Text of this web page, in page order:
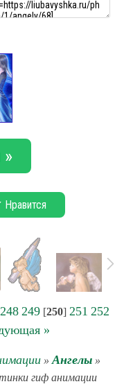
Нравится
248 249[250] 251 252
»
» Ангелы»
гиф анимации